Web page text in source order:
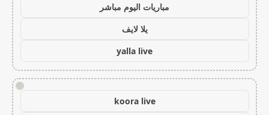
مباريات اليوم مباشر
يلا لايف
yalla live
!
koora live